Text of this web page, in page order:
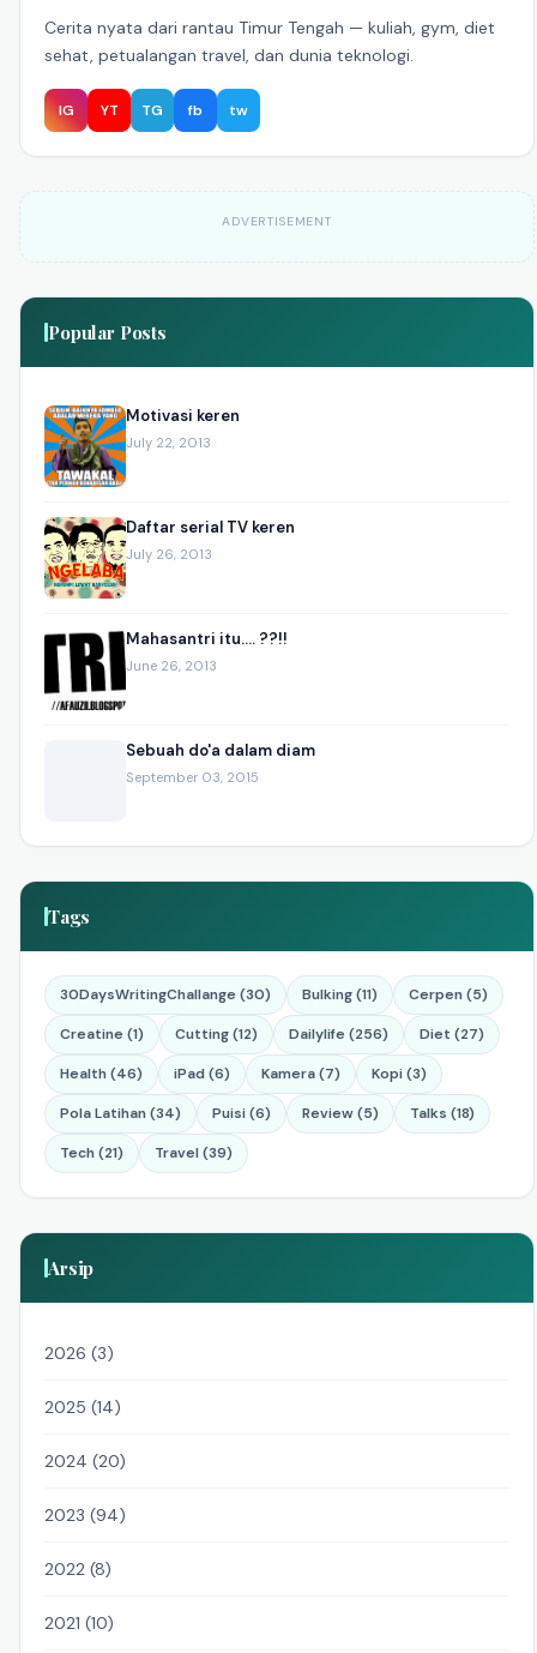
Cerita nyata dari rantau Timur Tengah — kuliah, gym, diet
sehat, petualangan travel, dan dunia teknologi.
IG YT TG fb tw
ADVERTISEMENT
Popular Posts
Motivasi keren
July 22, 2013
Daftar serial TV keren
July 26, 2013
Mahasantri itu.... ??!!
June 26, 2013
Sebuah do'a dalam diam
September 03, 2015
Tags
30DaysWritingChallange (30) Bulking (11) Cerpen (5)
Creatine (1) Cutting (12) Dailylife (256) Diet (27)
Health (46) iPad (6) Kamera (7) Kopi (3)
Pola Latihan (34) Puisi (6) Review (5) Talks (18)
Tech (21) Travel (39)
Arsip
2026 (3)
2025 (14)
2024 (20)
2023 (94)
2022 (8)
2021 (10)